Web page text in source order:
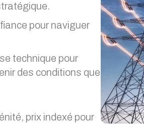
pour naviguer
technique pour
des conditions que
prix indexé pour